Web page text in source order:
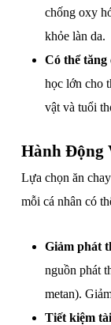
chống oxy
khỏe làn da.
Có thể
học lớn cho
vật và tuổi
Hành Động
Lựa chọn ăn
mỗi cá nhân có
Giảm phát
nguồn phát
metan).
Tiết kiệm